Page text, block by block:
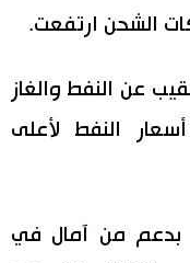
الشحن ارتفعت.
عن النفط والغاز
أسعار النفط لأعلى
بدعم من آمال في